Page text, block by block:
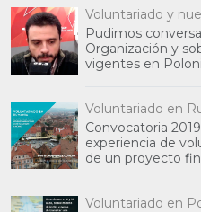
Voluntariado y
Pudimos
Organización y
vigentes en
Voluntariado en
Convocatoria
experiencia de
de un proyecto
Voluntariado en